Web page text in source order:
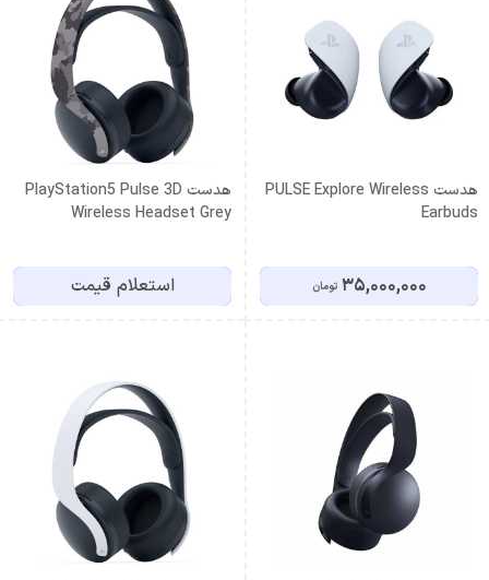
هدست PULSE Explore Wireless
Earbuds
35,000,000 تومان
هدست PlayStation5 Pulse 3D
Wireless Headset Grey
استعلام قیمت